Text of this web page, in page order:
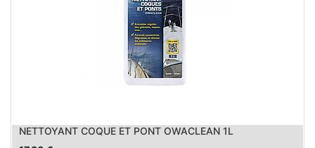
NETTOYANT COQUE ET PONT OWACLEAN 1L